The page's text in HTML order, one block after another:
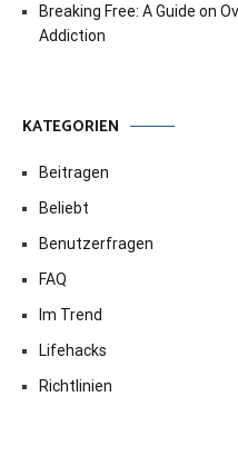
Breaking Free: A Guide on
Addiction
KATEGORIEN
Beitragen
Beliebt
Benutzerfragen
FAQ
Im Trend
Lifehacks
Richtlinien